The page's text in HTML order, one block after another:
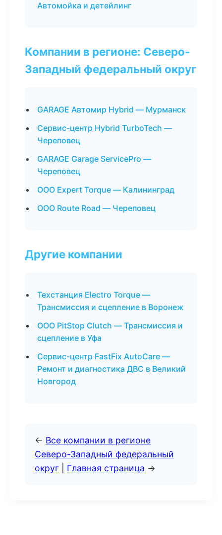
Автомойка и детейлинг
Компании в регионе: Северо-
Западный федеральный округ
GARAGE Автомир Hybrid — Мурманск
Сервис-центр Hybrid TurboTech —
Череповец
GARAGE Garage ServicePro —
Череповец
ООО Expert Torque — Калининград
ООО Route Road — Череповец
Другие компании
Техстанция Electro Torque —
Трансмиссия и сцепление в Воронеж
ООО PitStop Clutch — Трансмиссия и
сцепление в Уфа
Сервис-центр FastFix AutoCare —
Ремонт и диагностика ДВС в Великий
Новгород
← Все компании в регионе
Северо-Западный федеральный
округ
Главная страница →